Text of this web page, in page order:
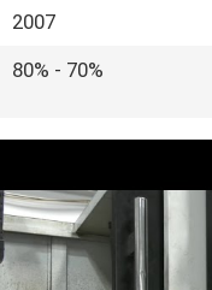
2007
70% - 80%